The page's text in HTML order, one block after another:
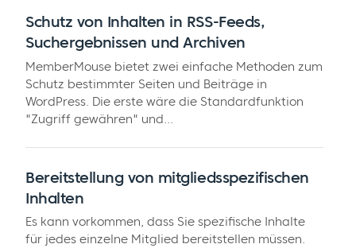
Schutz von Inhalten in RSS-Feeds,
Suchergebnissen und Archiven
MemberMouse bietet zwei einfache Methoden zum
Schutz bestimmter Seiten und Beiträge in
WordPress. Die erste wäre die Standardfunktion
"Zugriff gewähren" und...
Bereitstellung von mitgliedsspezifischen
Inhalten
Es kann vorkommen, dass Sie spezifische Inhalte
für jedes einzelne Mitglied bereitstellen müssen.